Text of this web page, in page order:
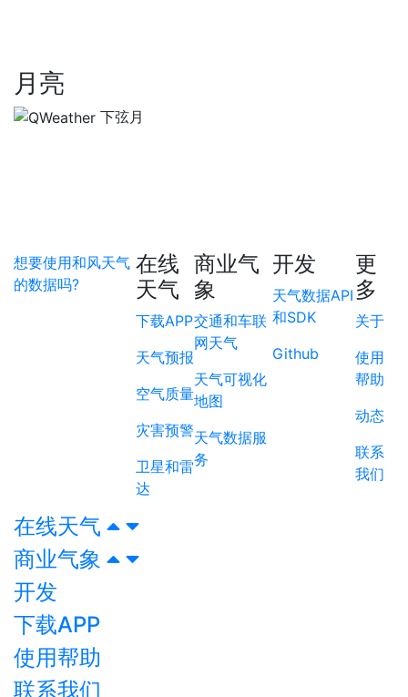
月亮
下弦月
想要使用和风天气
的数据吗?
在线
天气
下载APP
天气预报
空气质量
灾害预警
卫星和雷
达
商业气
象
交通和车联
网天气
天气可视化
地图
天气数据服
务
开发
天气数据API
和SDK
Github
更
多
关于
使用
帮助
动态
联系
我们
在线天气
商业气象
开发
下载APP
使用帮助
联系我们